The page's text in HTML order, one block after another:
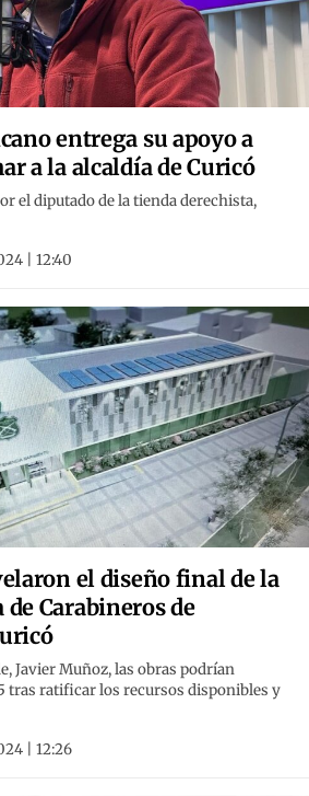
entrega su apoyo a
a la alcaldía de Curicó
el diputado de la tienda derechista,
| 12:40
el diseño final de la
Carabineros de
Javier Muñoz, las obras podrían
tras ratificar los recursos disponibles y
| 12:26